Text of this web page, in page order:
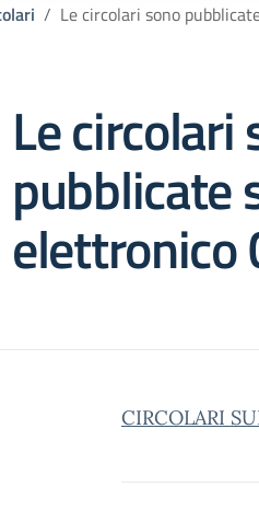
Le circolari sono
Le circolari
pubblicate
elettronico
CIRCOLARI